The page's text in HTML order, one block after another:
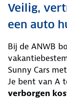
Veilig,
een auto
Bij de ANWB
Sunny Cars
Je bent van A
verborgen